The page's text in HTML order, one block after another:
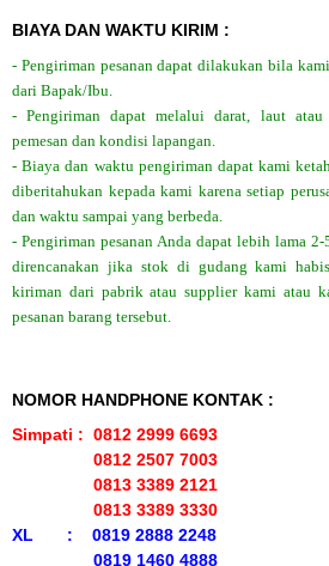
BIAYA DAN WAKTU KIRIM :
- Pengiriman pesanan dapat dilakukan bila
dari Bapak/Ibu.
- Pengiriman dapat melalui darat, laut atau
pemesan dan kondisi lapangan.
- Biaya dan waktu pengiriman dapat kami
diberitahukan kepada kami karena setiap
dan waktu sampai yang berbeda.
- Pengiriman pesanan Anda dapat lebih lama
direncanakan jika stok di gudang kami
kiriman dari pabrik atau supplier kami atau
pesanan barang tersebut.
NOMOR HANDPHONE KONTAK :
Simpati : 0812 2999 6693
0812 2507 7003
0813 3389 2121
0813 3389 3330
XL : 0819 2888 2248
0819 1460 4888